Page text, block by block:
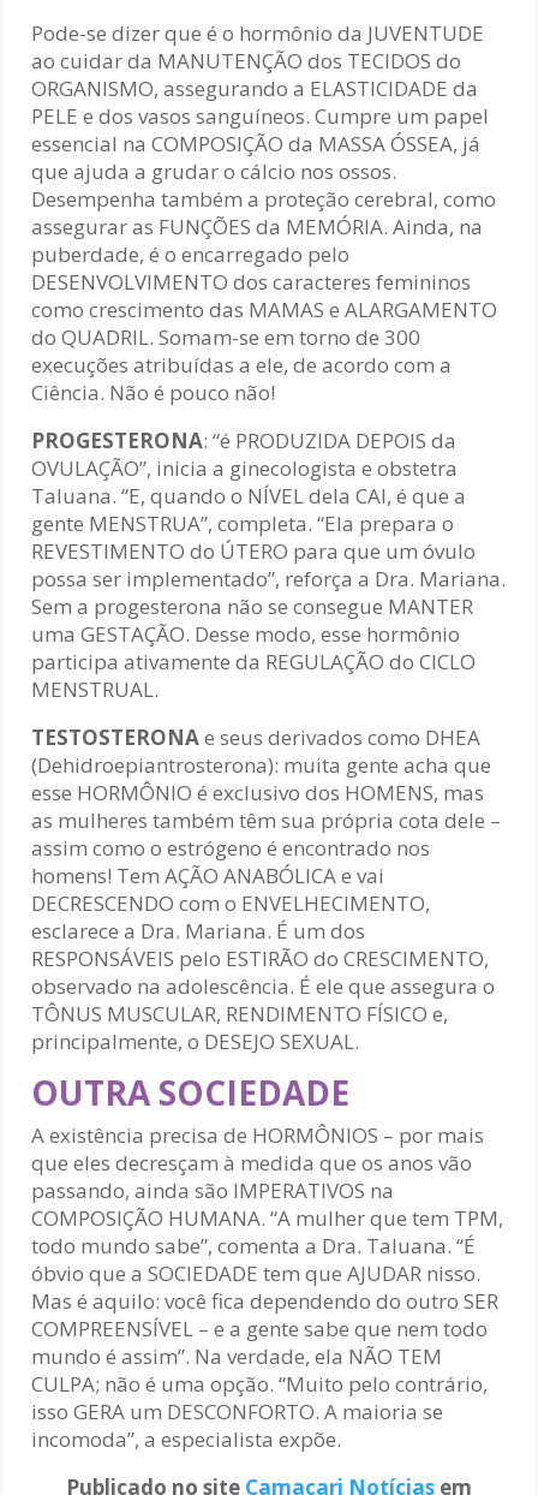
Pode-se dizer que é o hormônio da JUVENTUDE
ao cuidar da MANUTENÇÃO dos TECIDOS do
ORGANISMO, assegurando a ELASTICIDADE da
PELE e dos vasos sanguíneos. Cumpre um papel
essencial na COMPOSIÇÃO da MASSA ÓSSEA, já
que ajuda a grudar o cálcio nos ossos.
Desempenha também a proteção cerebral, como
assegurar as FUNÇÕES da MEMÓRIA. Ainda, na
puberdade, é o encarregado pelo
DESENVOLVIMENTO dos caracteres femininos
como crescimento das MAMAS e ALARGAMENTO
do QUADRIL. Somam-se em torno de 300
execuções atribuídas a ele, de acordo com a
Ciência. Não é pouco não!
PROGESTERONA: “é PRODUZIDA DEPOIS da
OVULAÇÃO”, inicia a ginecologista e obstetra
Taluana. “E, quando o NÍVEL dela CAI, é que a
gente MENSTRUA”, completa. “Ela prepara o
REVESTIMENTO do ÚTERO para que um óvulo
possa ser implementado”, reforça a Dra. Mariana.
Sem a progesterona não se consegue MANTER
uma GESTAÇÃO. Desse modo, esse hormônio
participa ativamente da REGULAÇÃO do CICLO
MENSTRUAL.
TESTOSTERONAe seus derivados como DHEA
(Dehidroepiantrosterona): muita gente acha que
esse HORMÔNIO é exclusivo dos HOMENS, mas
as mulheres também têm sua própria cota dele –
assim como o estrógeno é encontrado nos
homens! Tem AÇÃO ANABÓLICA e vai
DECRESCENDO com o ENVELHECIMENTO,
esclarece a Dra. Mariana. É um dos
RESPONSÁVEIS pelo ESTIRÃO do CRESCIMENTO,
observado na adolescência. É ele que assegura o
TÔNUS MUSCULAR, RENDIMENTO FÍSICO e,
principalmente, o DESEJO SEXUAL.
OUTRA SOCIEDADE
A existência precisa de HORMÔNIOS – por mais
que eles decresçam à medida que os anos vão
passando, ainda são IMPERATIVOS na
COMPOSIÇÃO HUMANA. “A mulher que tem TPM,
todo mundo sabe”, comenta a Dra. Taluana. “É
óbvio que a SOCIEDADE tem que AJUDAR nisso.
Mas é aquilo: você fica dependendo do outro SER
COMPREENSÍVEL – e a gente sabe que nem todo
mundo é assim”. Na verdade, ela NÃO TEM
CULPA; não é uma opção. “Muito pelo contrário,
isso GERA um DESCONFORTO. A maioria se
incomoda”, a especialista expõe.
Publicado no site Camaçari Notícias em